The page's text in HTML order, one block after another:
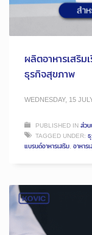
ผลิตอาหารเสริม
ธุรกิจสุขภาพ
WEDNESDAY, 15
PUBLISHED INส่วน
TAGGED UNDER:
แบรนด์อาหารเสริม, อาหาร